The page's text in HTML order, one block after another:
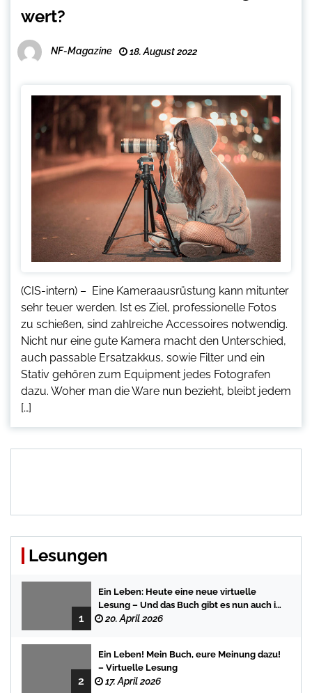
wert?
NF-Magazine 18. August 2022
(CIS-intern) – Eine Kameraausrüstung kann mitunter
sehr teuer werden. Ist es Ziel, professionelle Fotos
zu schießen, sind zahlreiche Accessoires notwendig.
Nicht nur eine gute Kamera macht den Unterschied,
auch passable Ersatzakkus, sowie Filter und ein
Stativ gehören zum Equipment jedes Fotografen
dazu. Woher man die Ware nun bezieht, bleibt jedem
[…]
Lesungen
1
Ein Leben: Heute eine neue virtuelle
Lesung – Und das Buch gibt es nun auch in
der Bredstedter Stadtbuchhandlung
20. April 2026
2
Ein Leben! Mein Buch, eure Meinung dazu!
– Virtuelle Lesung
17. April 2026